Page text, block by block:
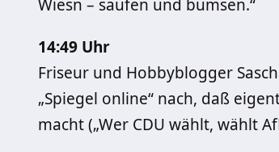
Wiesn – saufen und bumsen.“
14:49 Uhr
Friseur und Hobbyblogger
„Spiegel online“ nach, daß
macht („Wer CDU wählt, wählt